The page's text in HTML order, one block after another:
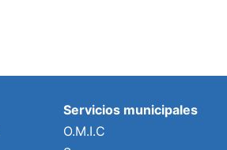
Servicios municipales
O.M.I.C